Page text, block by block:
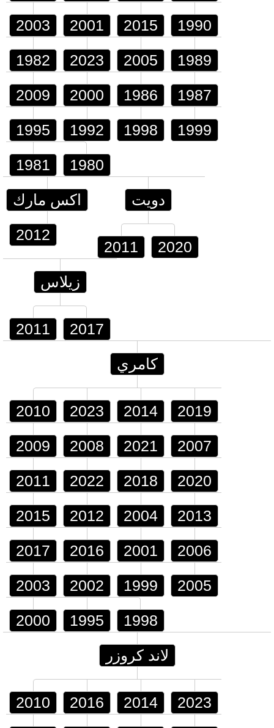
2003 2001 2015 1990
1982 2023 2005 1989
2009 2000 1986 1987
1995 1992 1998 1999
1981 1980
اكس مارك
2012
دويت
2011 2020
زيلاس
2011 2017
كامري
2010 2023 2014 2019
2009 2008 2021 2007
2011 2022 2018 2020
2015 2012 2004 2013
2017 2016 2001 2006
2003 2002 1999 2005
2000 1995 1998
لاند كروزر
2010 2016 2014 2023